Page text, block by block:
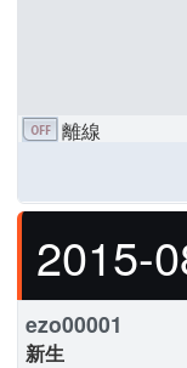
離線
2015-
ezo00001
新生